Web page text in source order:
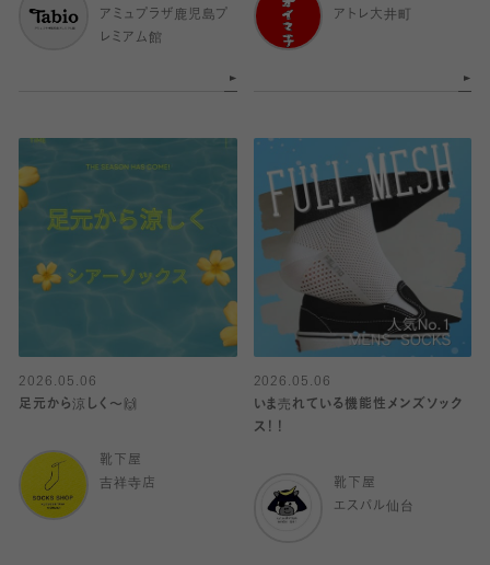
アミュプラザ鹿児島プ
レミアム館
アトレ大井町
2026.05.06
足元から涼しく〜🙌
靴下屋
吉祥寺店
2026.05.06
いま売れている機能性メンズソック
ス！！
靴下屋
エスパル仙台